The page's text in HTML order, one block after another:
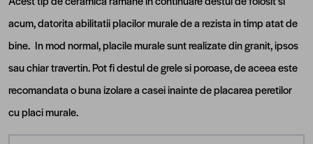
acum, datorita abilitatii placilor murale de a rezista in timp atat de
bine. In mod normal, placile murale sunt realizate din granit, ipsos
sau chiar travertin. Pot fi destul de grele si poroase, de aceea este
recomandata o buna izolare a casei inainte de placarea peretilor
cu placi murale.